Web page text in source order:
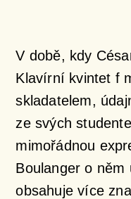
V době, kdy
Klavírní kvintet f
skladatelem,
ze svých
mimořádnou
Boulanger o něm
obsahuje více